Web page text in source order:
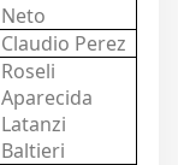
Neto
Claudio Perez
Roseli
Aparecida
Latanzi
Baltieri